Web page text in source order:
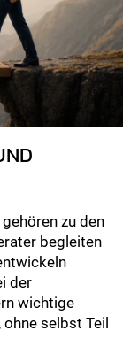
zu den
begleiten
der
wichtige
selbst Teil